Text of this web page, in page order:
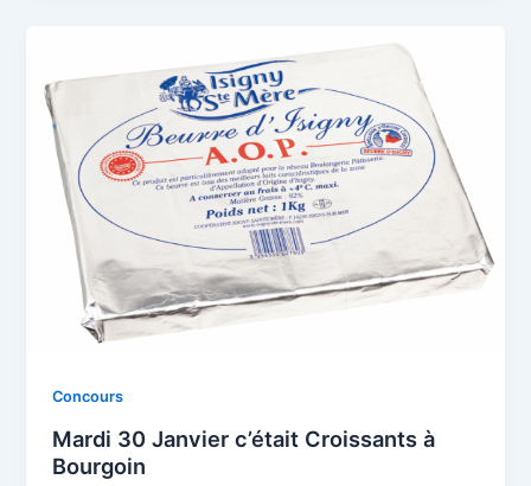
Concours
Mardi 30 Janvier c’était Croissants à
Bourgoin